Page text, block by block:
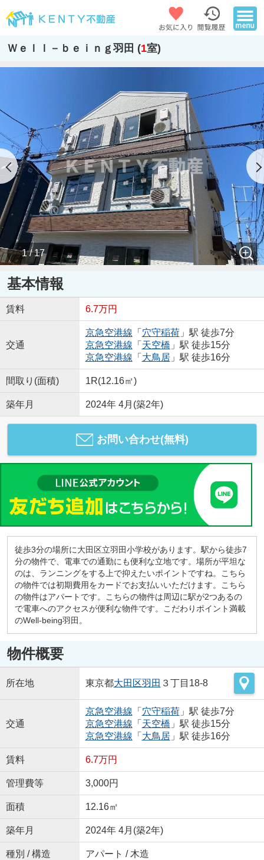
Ｗｅｌｌ－ｂｅｉｎｇ羽田 (1室)
1 / 17
基本情報
賃料 6.7万円
交通
京急空港線 「 穴守稲荷」駅 徒歩7分
京急空港線 「 天空橋 」駅 徒歩15分
京急空港線 「 大鳥居」駅 徒歩16分
間取り(面積) 1R(12.16㎡)
築年月 2024年 4月(築2年)
お問い合わせ(無料)
徒歩3分の場所に大田区立羽田小学校があります。駅から徒歩7
分の物件で、電車での通勤にも便利な立地です。場所が平坦な
のは、ランニングをする上で抑えたいポイントですね。こちら
の物件では初期費用をカードでお支払いいただけます。こちら
の物件はアパートです。こちらの物件は周辺に駅が2つあるの
で電車へのアクセスが便利な物件です。こだわりポイント満載
のWell-being羽田。
物件概要
所在地 東京都大田区羽田 ３丁目18-8
交通
京急空港線 「 穴守稲荷」駅 徒歩7分
京急空港線 「 天空橋 」駅 徒歩15分
京急空港線 「 大鳥居」駅 徒歩16分
賃料 6.7万円
管理費等 3,000円
面積 12.16㎡
築年月 2024年 4月(築2年)
種別 / 構造 アパート / 木造